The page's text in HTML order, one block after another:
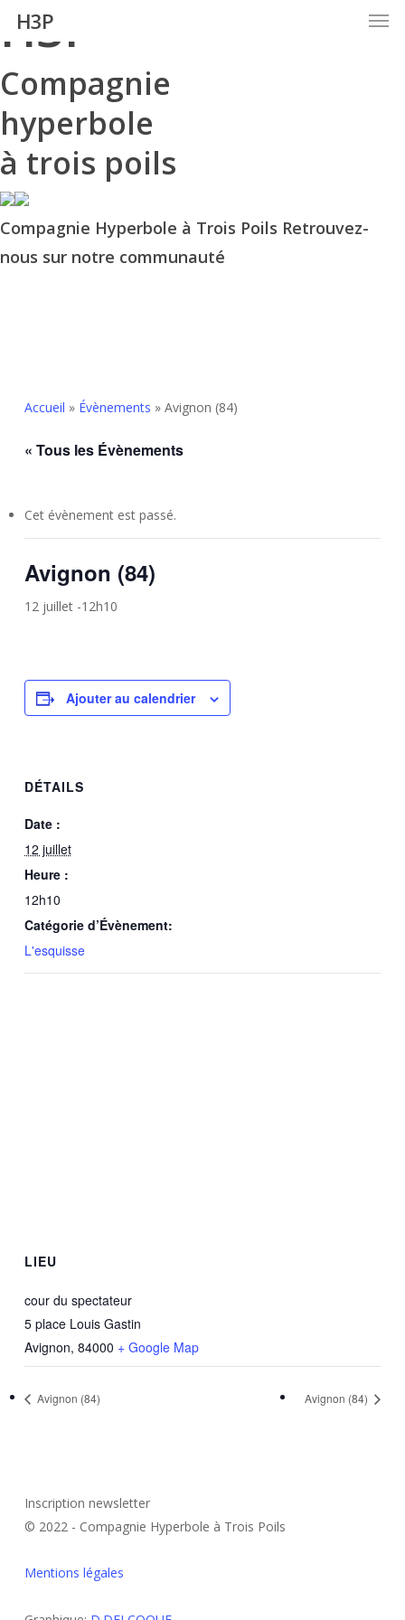
Skip
content
H3P
Compagnie
hyperbole
à trois poils
Compagnie Hyperbole à Trois Poils Retrouvez-
nous sur notre communauté
H3P
Accueil » Évènements » Avignon (84)
« Tous les Évènements
Cet évènement est passé.
Avignon (84)
12 juillet -12h10
Ajouter au calendrier
DÉTAILS
Date :
12 juillet
Heure :
12h10
Catégorie d’Évènement:
L'esquisse
LIEU
cour du spectateur
5 place Louis Gastin
Avignon, 84000 + Google Map
Avignon (84) Avignon (84)
Inscription newsletter
© 2022 - Compagnie Hyperbole à Trois Poils
Mentions légales